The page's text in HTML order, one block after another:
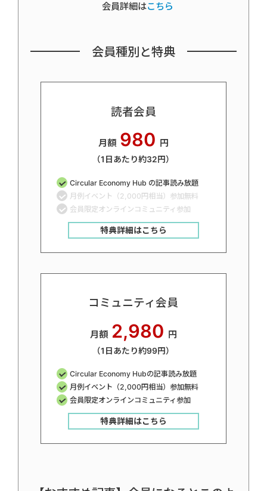
会員詳細はこちら
会員種別と特典
読者会員
月額 980 円
（1日あたり約32円）
Circular Economy Hub の記事読み放題
月例イベント（2,000円相当）参加無料
会員限定オンラインコミュニティ参加
特典詳細はこちら
コミュニティ会員
月額 2,980 円
（1日あたり約99円）
Circular Economy Hubの記事読み放題
月例イベント（2,000円相当）参加無料
会員限定オンラインコミュニティ参加
特典詳細はこちら